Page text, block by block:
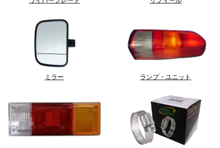
ミラー ランプ・ユニット